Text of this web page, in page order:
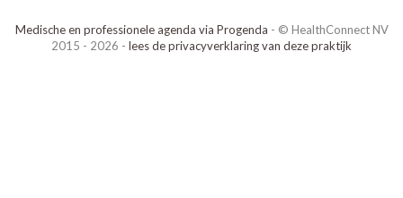
Medische en professionele agenda via Progenda - © HealthConnect NV
2015 - 2026 - lees de privacyverklaring van deze praktijk